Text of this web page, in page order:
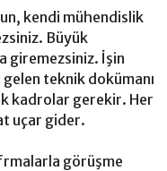
kendi mühendislik
Büyük
giremezsiniz. İşin
gelen teknik dokümanı
kadrolar gerekir. Her
uçar gider.
görüşme